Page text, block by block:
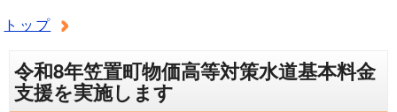
トップ
令和8年笠置町物価高等対策水道基本料金
支援を実施します